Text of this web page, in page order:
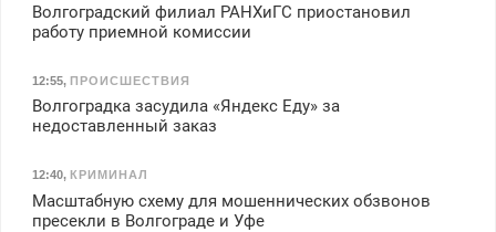
Волгоградский филиал РАНХиГС приостановил
работу приемной комиссии
12:55, ПРОИСШЕСТВИЯ
Волгоградка засудила «Яндекс Еду» за
недоставленный заказ
12:40, КРИМИНАЛ
Масштабную схему для мошеннических обзвонов
пресекли в Волгограде и Уфе